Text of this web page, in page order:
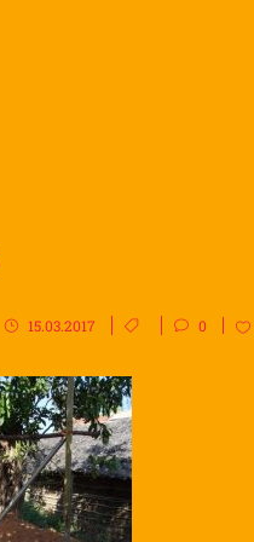
15.03.2017 0